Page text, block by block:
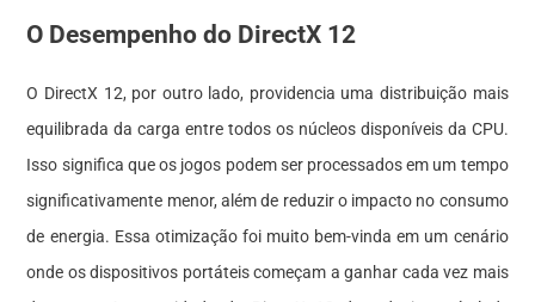
O Desempenho do DirectX 12
O DirectX 12, por outro lado, providencia uma distribuição mais
equilibrada da carga entre todos os núcleos disponíveis da CPU.
Isso significa que os jogos podem ser processados em um tempo
significativamente menor, além de reduzir o impacto no consumo
de energia. Essa otimização foi muito bem-vinda em um cenário
onde os dispositivos portáteis começam a ganhar cada vez mais